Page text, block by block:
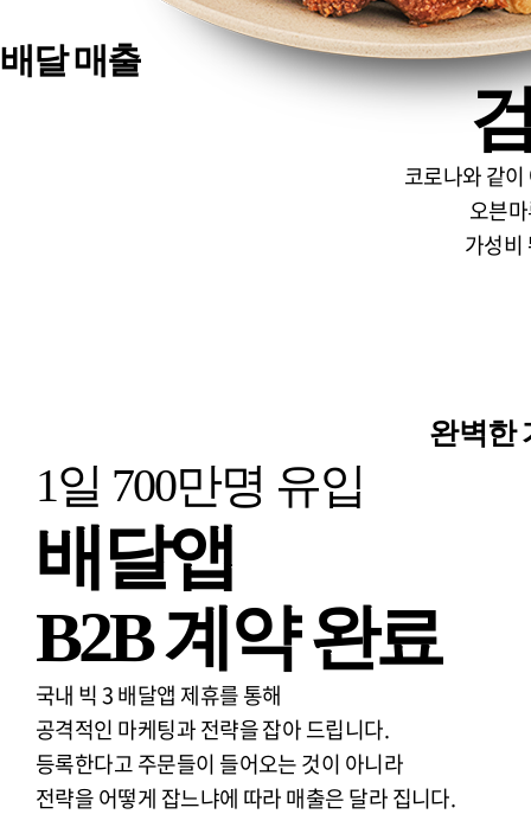
배달 매출
코로나와 같
오븐
가성비
완벽한
1일 700만명 유입
배달앱
B2B 계약 완료
국내 빅 3 배달앱 제휴를 통해
공격적인 마케팅과 전략을 잡아 드립니다.
등록한다고 주문들이 들어오는 것이 아니라
전략을 어떻게 잡느냐에 따라 매출은 달라 집니다.